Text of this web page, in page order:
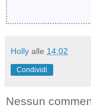
Holly alle 14:02
Condividi
Nessun